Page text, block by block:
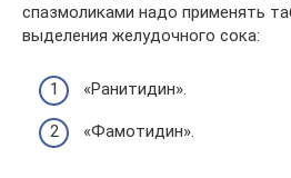
спазмоликами надо применять
выделения желудочного сока:
«Ранитидин».
«Фамотидин».